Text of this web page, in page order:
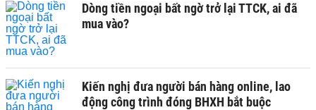
Dòng tiền ngoại bất ngờ trở lại TTCK, ai đã
mua vào?
Kiến nghị đưa người bán hàng online, lao
động công trình đóng BHXH bắt buộc